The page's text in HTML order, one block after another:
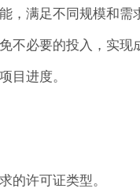
满足不同规模和需
必要的投入，实现
进度。
许可证类型。